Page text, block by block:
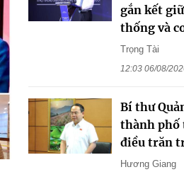
gắn kết
thống và
Trọng Tài
12:03 06/08/
Bí thư
thành phố
điều trăn
Hương Giang